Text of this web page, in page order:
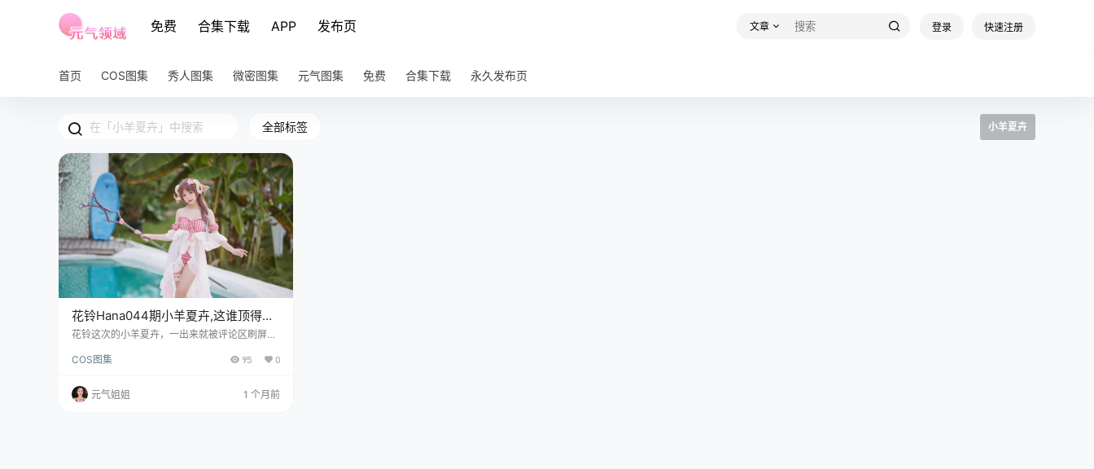
免费 合集下载 APP 发布页 文章 登录 快速注册
首页 COS图集 秀人图集 微密图集 元气图集 免费 合集下载 永久发布页
全部标签 小羊夏卉
花铃Hana044期小羊夏卉,这谁顶得
住？眼神让人一秒沦陷
花铃这次的小羊夏卉，一出来就被评论区刷屏
老婆，有人喊女鹅，还有人说我直接嗨老公。反
让这么多人同时上头，确实有点东西。 全集欣
赏：点这直达 她的身材不是现在网上流行的那种
COS图集 95 0
元气姐姐 1 个月前